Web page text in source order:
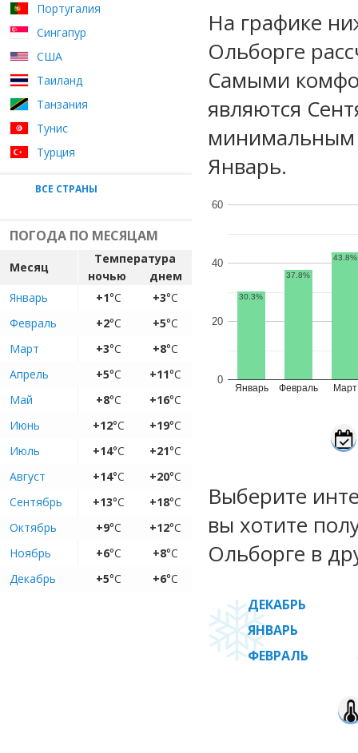
Португалия
Сингапур
США
Таиланд
Танзания
Тунис
Турция
ВСЕ СТРАНЫ
ПОГОДА ПО МЕСЯЦАМ
Месяц
Температура
ночью
днем
Январь
+1°C +3°C
Февраль
+2°C +5°C
Март
+3°C +8°C
Апрель
+5°C +11°C
Май
+8°C +16°C
Июнь
+12°C +19°C
Июль
+14°C +21°C
Август
+14°C +20°C
Сентябрь
+13°C +18°C
Октябрь
+9°C +12°C
Ноябрь
+6°C +8°C
Декабрь
+5°C +6°C
На графике
Ольборге
Самыми
являются
минимальным
Январь.
Январь Февраль Март
0
20
40
60
30.3%
37.8%
43.8%
Выберите
вы хотите
Ольборге в
ДЕКАБРЬ
ЯНВАРЬ
ФЕВРАЛЬ